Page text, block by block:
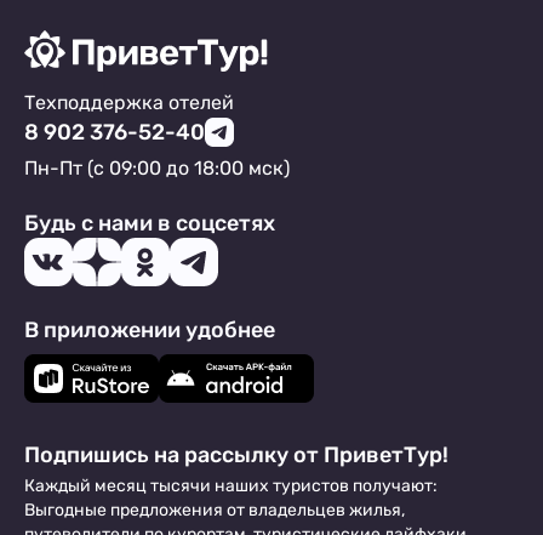
Техподдержка отелей
8 902 376-52-40
Пн-Пт (с 09:00 до 18:00 мск)
Будь с нами в соцсетях
В приложении удобнее
Подпишись на рассылку от ПриветТур!
Каждый месяц тысячи наших туристов получают:
Выгодные предложения от владельцев жилья,